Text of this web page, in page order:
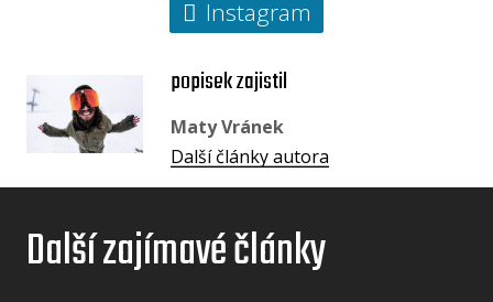
Instagram
popisek zajistil
Maty Vránek
Další články autora
Další zajímavé články